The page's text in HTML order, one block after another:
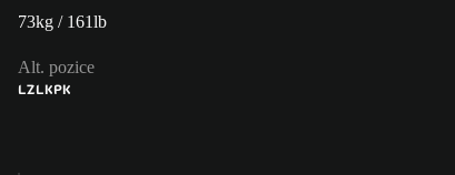
73kg / 161lb
Alt. pozice
LZLKPK